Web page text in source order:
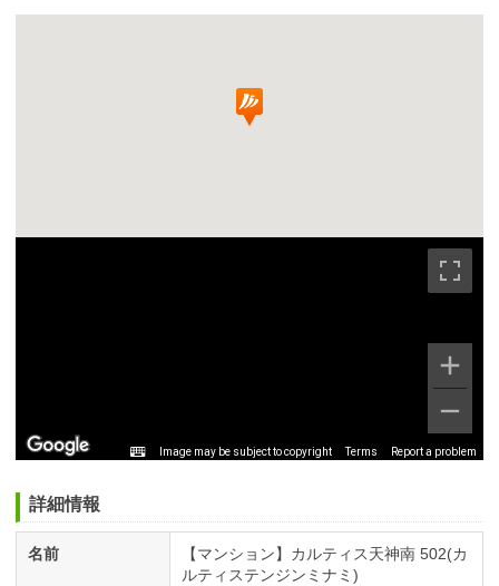
Image may be subject to copyright Terms Report a problem
詳細情報
名前
【マンション】カルティス天神南 502(カ
ルティステンジンミナミ)